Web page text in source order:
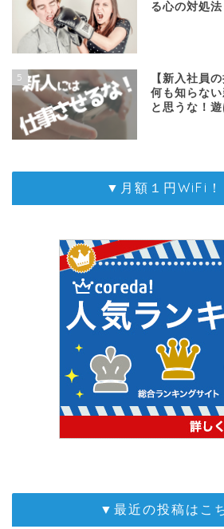
る心の対処法
5
【新入社員
何も知らな
と思うな！遊
▼月額１円WiFi
▼最近の投稿はこ